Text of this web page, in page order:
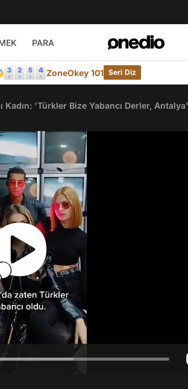
PARA
ZoneOkey 101 Seri Diz
Kadın: 'Türkler Bize Yabancı Derler,